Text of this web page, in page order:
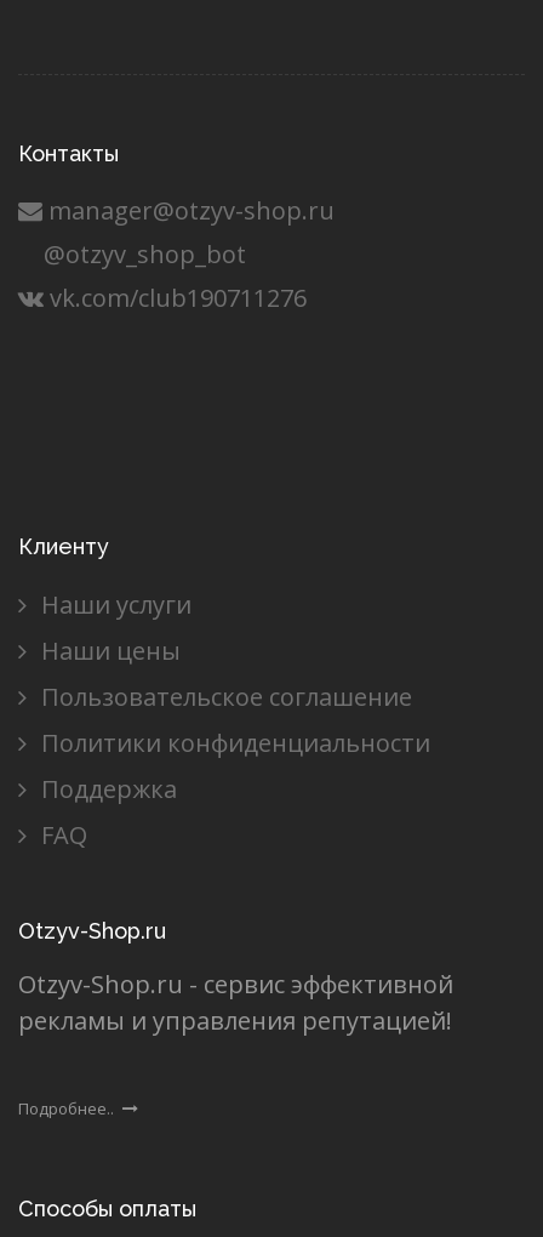
Контакты
manager@otzyv-shop.ru
@otzyv_shop_bot
vk.com/club190711276
Клиенту
Наши услуги
Наши цены
Пользовательское соглашение
Политики конфиденциальности
Поддержка
FAQ
Otzyv-Shop.ru
Otzyv-Shop.ru - сервис эффективной
рекламы и управления репутацией!
Подробнее..
Способы оплаты